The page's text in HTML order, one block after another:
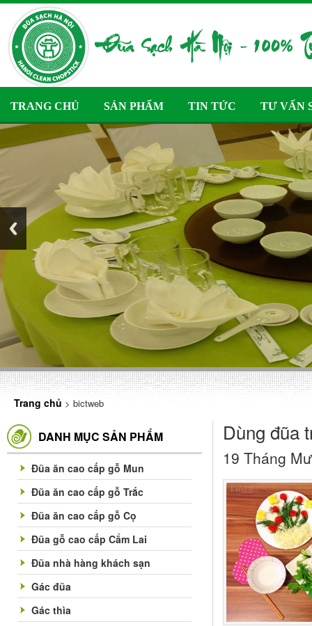
TRANG CHỦ SẢN PHẨM TIN TỨC TƯ VẤN
Trang chủ > bictweb
Dùng đũa
19 Tháng
DANH MỤC SẢN PHẨM
Đũa ăn cao cấp gỗ Mun
Đũa ăn cao cấp gỗ Trắc
Đũa ăn cao cấp gỗ Cọ
Đũa gỗ cao cấp Cẩm Lai
Đũa nhà hàng khách sạn
Gác đũa
Gác thìa